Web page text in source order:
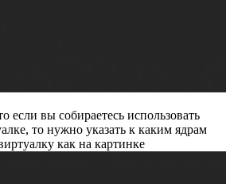
если вы собираетесь использовать
то нужно указать к каким ядрам
как на картинке